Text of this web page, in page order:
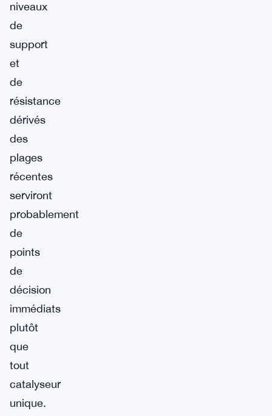
niveaux
de
support
et
de
résistance
dérivés
des
plages
récentes
serviront
probablement
de
points
de
décision
immédiats
plutôt
que
tout
catalyseur
unique.